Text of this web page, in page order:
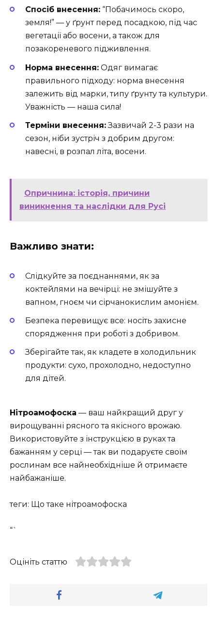
Спосіб внесення: “Побачимось скоро,
земля!” — у ґрунт перед посадкою, під час
вегетації або восени, а також для
позакореневого підживлення.
Норма внесення: Одяг вимагає
правильного підходу: норма внесення
залежить від марки, типу ґрунту та культури.
Уважність — наша сила!
Терміни внесення:Зазвичай 2-3 рази на
сезон, ніби зустріч з добрим другом:
навесні, в розпал літа, восени.
Опричнина: історія, причини
виникнення та наслідки для Русі
Важливо знати:
Слідкуйте за поєднаннями, як за
коктейлями на вечірці: не змішуйте з
вапном, гноєм чи сірчанокислим амонієм.
Безпека перевищує все: носіть захисне
спорядження при роботі з добривом.
Зберігайте так, як кладете в холодильник
продукти: сухо, прохолодно, недоступно
для дітей.
Нітроамофоска — ваш найкращий друг у
вирощуванні рясного та якісного врожаю.
Використовуйте з інструкцією в руках та
бажанням у серці — так ви подаруєте своїм
рослинам все найнеобхідніше й отримаєте
найбажаніше.
теги: Що таке нітроамофоска
“`
Оцініть статтю